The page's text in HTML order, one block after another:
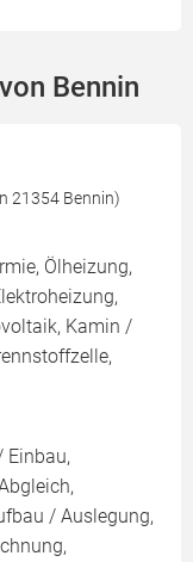
Bennin
21354 Bennin)
Ölheizung,
Kamin /
Einbau,
/ Auslegung,